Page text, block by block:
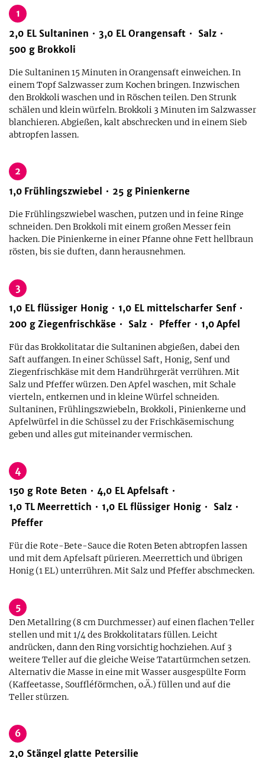
1
2,0 EL Sultaninen 3,0 EL Orangensaft
Salz
500 g Brokkoli
Die Sultaninen 15 Minuten in Orangensaft einweichen. In
einem Topf Salzwasser zum Kochen bringen. Inzwischen
den Brokkoli waschen und in Röschen teilen. Den Strunk
schälen und klein würfeln. Brokkoli 3 Minuten im Salzwasser
blanchieren. Abgießen, kalt abschrecken und in einem Sieb
abtropfen lassen.
2
1,0 Frühlingszwiebel 25 g Pinienkerne
Die Frühlingszwiebel waschen, putzen und in feine Ringe
schneiden. Den Brokkoli mit einem großen Messer fein
hacken. Die Pinienkerne in einer Pfanne ohne Fett hellbraun
rösten, bis sie duften, dann herausnehmen.
3
1,0 EL flüssiger Honig 1,0 EL mittelscharfer Senf
200 g Ziegenfrischkäse Salz Pfeffer 1,0 Apfel
Für das Brokkolitatar die Sultaninen abgießen, dabei den
Saft auffangen. In einer Schüssel Saft, Honig, Senf und
Ziegenfrischkäse mit dem Handrührgerät verrühren. Mit
Salz und Pfeffer würzen. Den Apfel waschen, mit Schale
vierteln, entkernen und in kleine Würfel schneiden.
Sultaninen, Frühlingszwiebeln, Brokkoli, Pinienkerne und
Apfelwürfel in die Schüssel zu der Frischkäsemischung
geben und alles gut miteinander vermischen.
4
150 g Rote Beten 4,0 EL Apfelsaft
1,0 TL Meerrettich 1,0 EL flüssiger Honig
Salz
Pfeffer
Für die Rote-Bete-Sauce die Roten Beten abtropfen lassen
und mit dem Apfelsaft pürieren. Meerrettich und übrigen
Honig (1 EL) unterrühren. Mit Salz und Pfeffer abschmecken.
5
Den Metallring (8 cm Durchmesser) auf einen flachen Teller
stellen und mit 1/4 des Brokkolitatars füllen. Leicht
andrücken, dann den Ring vorsichtig hochziehen. Auf 3
weitere Teller auf die gleiche Weise Tatartürmchen setzen.
Alternativ die Masse in eine mit Wasser ausgespülte Form
(Kaffeetasse, Souffléförmchen, o.Ä.) füllen und auf die
Teller stürzen.
6
2,0 Stängel glatte Petersilie